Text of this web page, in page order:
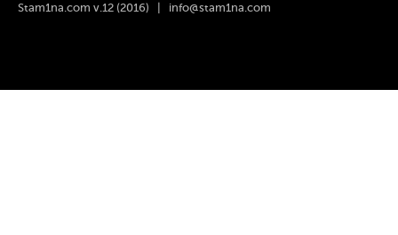
Stam1na.com v.12 (2016) | info@stam1na.com